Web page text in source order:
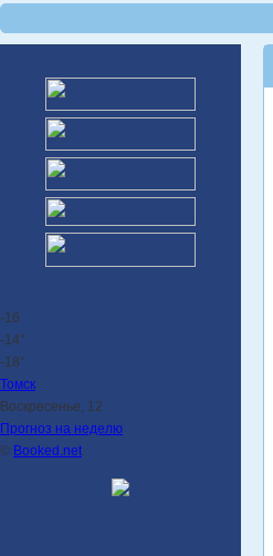
-16
-14°
-18°
Томск
Воскресенье, 12
Прогноз на неделю
© Booked.net